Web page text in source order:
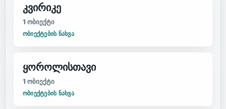
კვირიკე
1 ობიექტი
ᲝᲑᲘᲔᲥᲢᲔᲑᲘᲡ ᲜᲐᲮᲕᲐ
ყოროლისთავი
1 ობიექტი
ᲝᲑᲘᲔᲥᲢᲔᲑᲘᲡ ᲜᲐᲮᲕᲐ